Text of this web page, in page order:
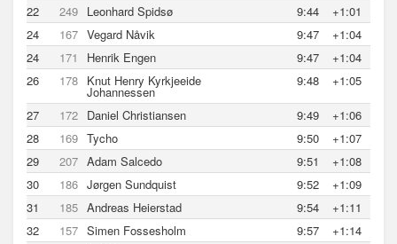
22
249 Leonhard Spidsø 9:44
+1:01
24
167 Vegard Nåvik 9:47
+1:04
24
171 Henrik Engen 9:47
+1:04
26
178 Knut Henry Kyrkjeeide
Johannessen
9:48 +1:05
27 172 Daniel Christiansen 9:49
+1:06
28
169 Tycho 9:50
+1:07
29
207 Adam Salcedo 9:51
+1:08
30
186 Jørgen Sundquist 9:52
+1:09
31
185 Andreas Heierstad 9:54
+1:11
32
157 Simen Fossesholm 9:57
+1:14